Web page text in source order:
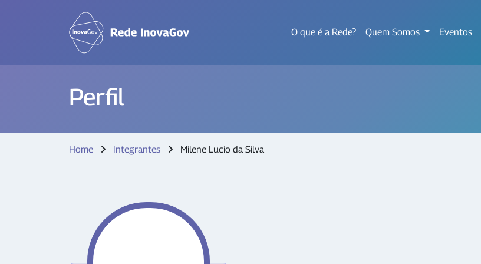
O que é a Rede? Quem Somos Eventos
Perfil
Home Integrantes Milene Lucio da Silva